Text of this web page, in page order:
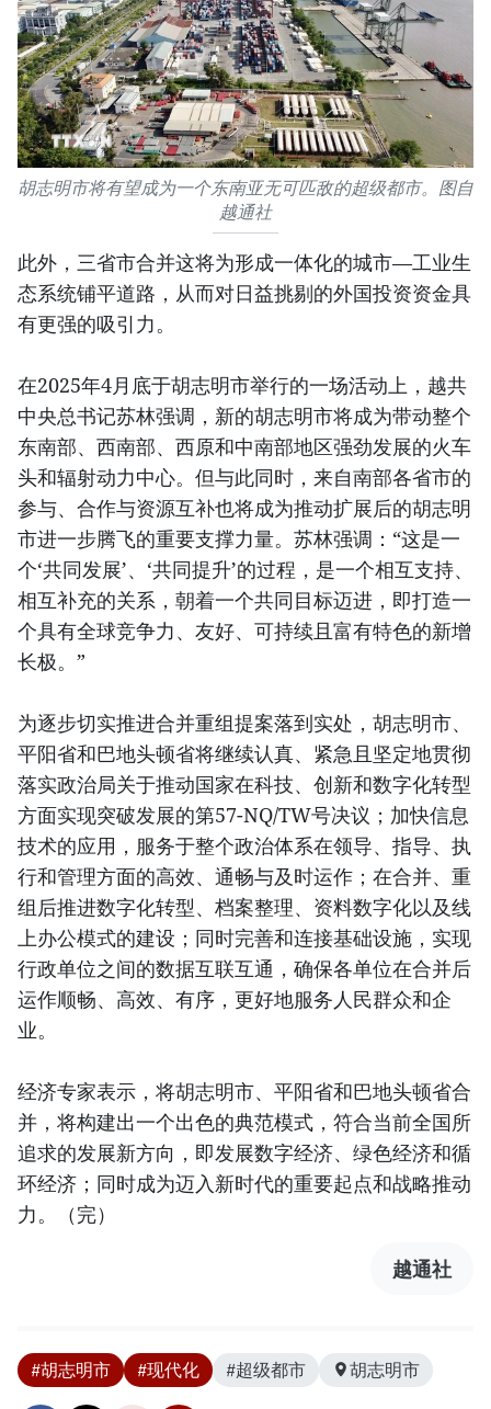
胡志明市将有望成为一个东南亚无可匹敌的超级都市。图自
越通社
此外，三省市合并这将为形成一体化的城市—工业生
态系统铺平道路，从而对日益挑剔的外国投资资金具
有更强的吸引力。
在2025年4月底于胡志明市举行的一场活动上，越共
中央总书记苏林强调，新的胡志明市将成为带动整个
东南部、西南部、西原和中南部地区强劲发展的火车
头和辐射动力中心。但与此同时，来自南部各省市的
参与、合作与资源互补也将成为推动扩展后的胡志明
市进一步腾飞的重要支撑力量。苏林强调：“这是一
个‘共同发展’、‘共同提升’的过程，是一个相互支持、
相互补充的关系，朝着一个共同目标迈进，即打造一
个具有全球竞争力、友好、可持续且富有特色的新增
长极。”
为逐步切实推进合并重组提案落到实处，胡志明市、
平阳省和巴地头顿省将继续认真、紧急且坚定地贯彻
落实政治局关于推动国家在科技、创新和数字化转型
方面实现突破发展的第57-NQ/TW号决议；加快信息
技术的应用，服务于整个政治体系在领导、指导、执
行和管理方面的高效、通畅与及时运作；在合并、重
组后推进数字化转型、档案整理、资料数字化以及线
上办公模式的建设；同时完善和连接基础设施，实现
行政单位之间的数据互联互通，确保各单位在合并后
运作顺畅、高效、有序，更好地服务人民群众和企
业。
经济专家表示，将胡志明市、平阳省和巴地头顿省合
并，将构建出一个出色的典范模式，符合当前全国所
追求的发展新方向，即发展数字经济、绿色经济和循
环经济；同时成为迈入新时代的重要起点和战略推动
力。（完）
越通社
#胡志明市 #现代化 #超级都市 胡志明市